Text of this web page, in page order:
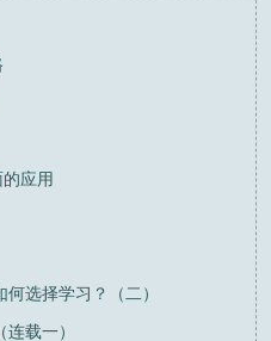
应用
选择学习？（二）
载一）